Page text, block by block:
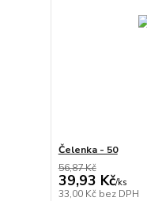
Čelenka - 50
56,87 Kč
39,93 Kč/ks
33,00 Kč bez DPH